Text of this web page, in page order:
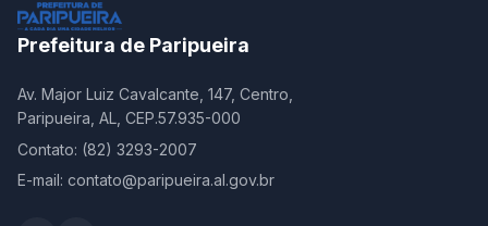
Prefeitura de Paripueira
Av. Major Luiz Cavalcante, 147, Centro,
Paripueira, AL, CEP.57.935-000
Contato: (82) 3293-2007
E-mail: contato@paripueira.al.gov.br